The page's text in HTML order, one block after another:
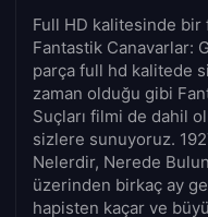
Full HD kalitesinde
Fantastik Canavarlar:
parça full hd kalitede
zaman olduğu gibi
Suçları filmi de dahil
sizlere sunuyoruz.
Nelerdir, Nerede
üzerinden birkaç ay
hapisten kaçar ve